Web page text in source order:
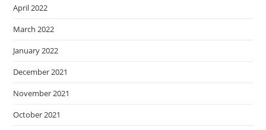
April 2022
March 2022
January 2022
December 2021
November 2021
October 2021